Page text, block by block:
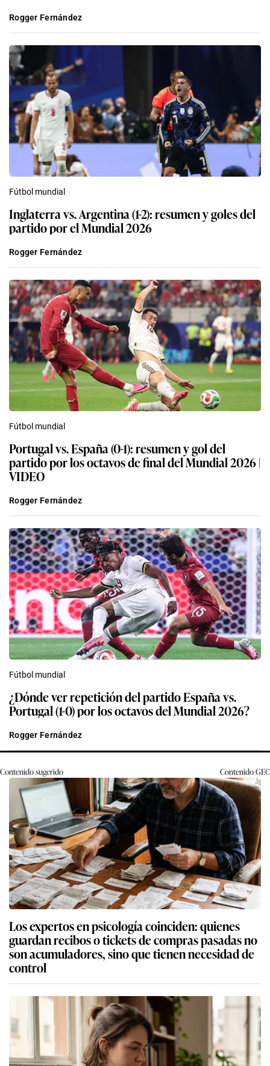
Rogger Fernández
Fútbol mundial
Inglaterra vs. Argentina (1-2): resumen y goles del
partido por el Mundial 2026
Rogger Fernández
Fútbol mundial
Portugal vs. España (0-1): resumen y gol del
partido por los octavos de final del Mundial 2026 |
VIDEO
Rogger Fernández
Fútbol mundial
¿Dónde ver repetición del partido España vs.
Portugal (1-0) por los octavos del Mundial 2026?
Rogger Fernández
Contenido sugerido ContenidoGEC
Los expertos en psicología coinciden: quienes
guardan recibos o tickets de compras pasadas no
son acumuladores, sino que tienen necesidad de
control